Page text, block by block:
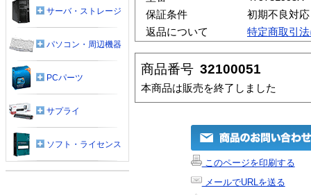
保証条件
初期不良対
返品について
特定商取引
商品番号 32100051
本商品は販売を終了しました
このページを印刷する
メールでURLを送る
サーバ・ストレージ
パソコン・周辺機器
PCパーツ
サプライ
ソフト・ライセンス